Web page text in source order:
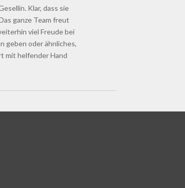
Klar, dass sie
ganze Team freut
viel Freude bei
geben oder ähnliches,
mit helfender Hand